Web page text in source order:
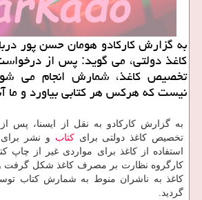
به گزارش كاركادو هومان حسن پور
كاغذ دولتی، می گوید: پس از
تخصیص كاغذ، شمارش انجام می
نیست كه هركس هر كتابی بیاورد و ما
به گزارش كاركادو به نقل از ایسنا، پس
تخصیص كاغذ دولتی برایكتاب و نشر
استفاده از كاغذ برای مواردی غیر از چاپ
كارگروه نظارت بر مصرف كاغذ شكل
كاغذ به ناشران منوط به شمارش كتاب
گردید.